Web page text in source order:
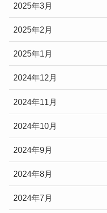
2025年3月
2025年2月
2025年1月
2024年12月
2024年11月
2024年10月
2024年9月
2024年8月
2024年7月